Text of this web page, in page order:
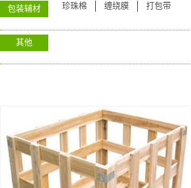
包装辅材 珍珠棉 缠绕膜 打包带
其他